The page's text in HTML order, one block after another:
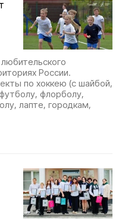
России.
по хоккею (с шайбой,
флорболу,
лапте, городкам,